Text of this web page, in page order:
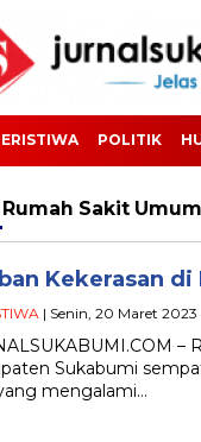
POLITIK
Rumah Sakit
Kekerasan
| Senin, 20 Maret
–
Sukabumi
mengalami…